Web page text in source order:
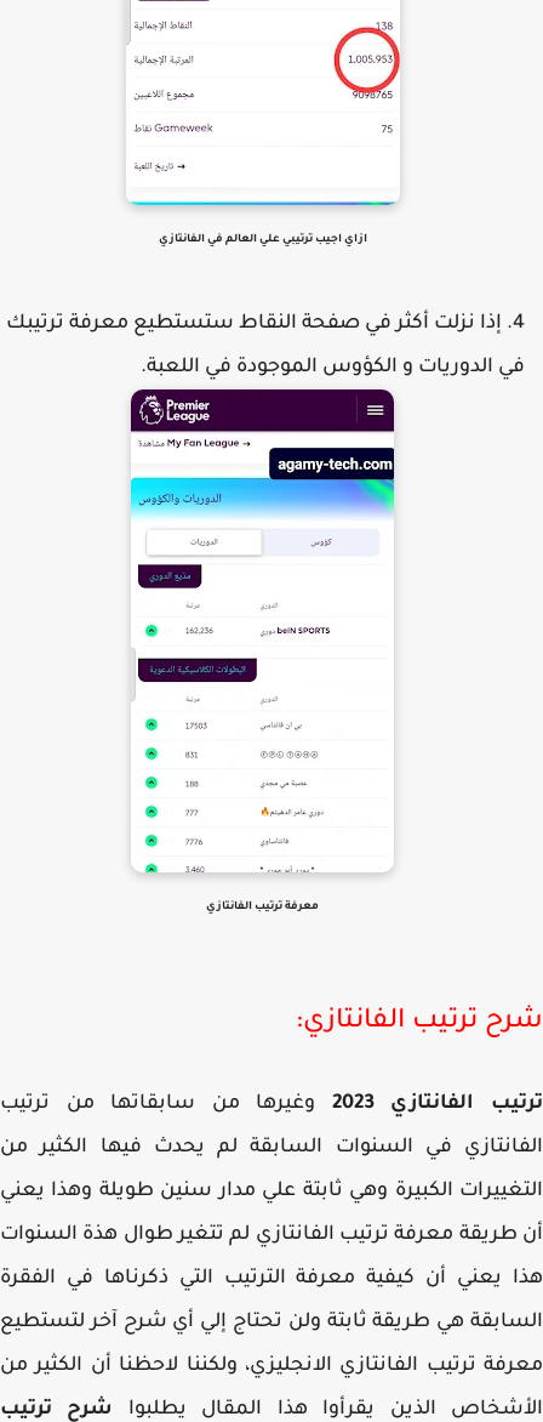
ازاي اجيب ترتيبي علي العالم في الفانتازي
إذا نزلت أكثر في صفحة النقاط ستستطيع معرفة ترتيبك
الدوريات و الكؤوس الموجودة في اللعبة.
معرفة ترتيب الفانتازي
ترتيب الفانتازي:
الفانتازي 2023
وغيرها من سابقاتها من ترتيب
في السنوات السابقة لم يحدث فيها الكثير من
الكبيرة وهي ثابتة علي مدار سنين طويلة وهذا يعني
طريقة معرفة ترتيب الفانتازي لم تتغير طوال هذة السنوات
يعني أن كيفية معرفة الترتيب التي ذكرناها في الفقرة
هي طريقة ثابتة ولن تحتاج إلي أي شرح آخر لتستطيع
ترتيب الفانتازي الانجليزي، ولكننا لاحظنا أن الكثير من
الذين يقرأوا هذا المقال يطلبواشرح ترتيب